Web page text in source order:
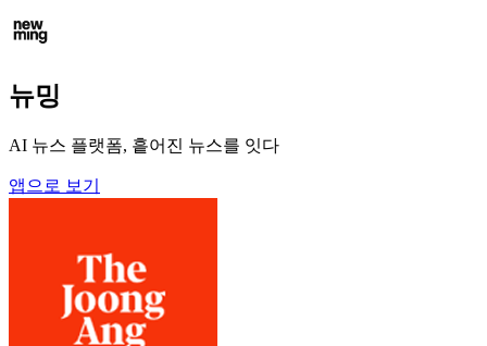
뉴밍
AI 뉴스 플랫폼, 흩어진 뉴스를 잇다
앱으로 보기